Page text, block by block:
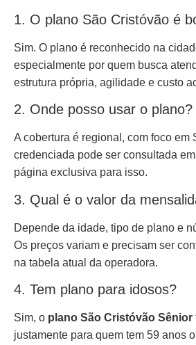
1. O plano São Cristóvão é
Sim. O plano é reconhecido na
especialmente por quem busca
estrutura própria, agilidade e custo
2. Onde posso usar o plano?
A cobertura é regional, com foco em
credenciada pode ser consultada
página exclusiva para isso.
3. Qual é o valor da
Depende da idade, tipo de plano e
Os preços variam e precisam ser
na tabela atual da operadora.
4. Tem plano para idosos?
Sim, o plano São Cristóvão Sênior
justamente para quem tem 59 anos